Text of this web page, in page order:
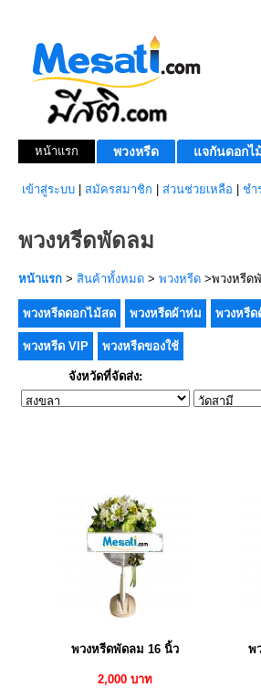
หน้าแรก พวงหรีด แจกันดอกไ
เข้าสู่ระบบ สมัครสมาชิก ส่วนช่วยเหลือ ชำ
พวงหรีดพัดลม
หน้าแรก > สินค้าทั้งหมด > พวงหรีด >พวงหรีด
พวงหรีดดอกไม้สด พวงหรีดผ้าห่ม พวงหรี
พวงหรีด VIP พวงหรีดของใช้
จังหวัดที่จัดส่ง:
พวงหรีดพัดลม 16 นิ้ว
2,000 บาท
พ